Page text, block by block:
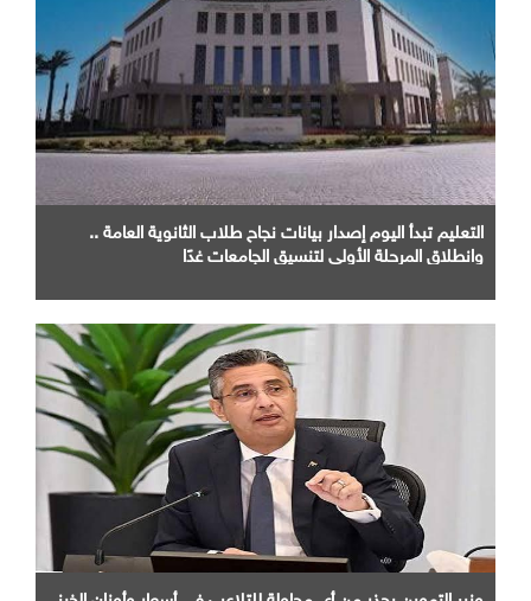
التعليم تبدأ اليوم إصدار بيانات نجاح طلاب الثانوية العامة ..
وانطلاق المرحلة الأولى لتنسيق الجامعات غدًا